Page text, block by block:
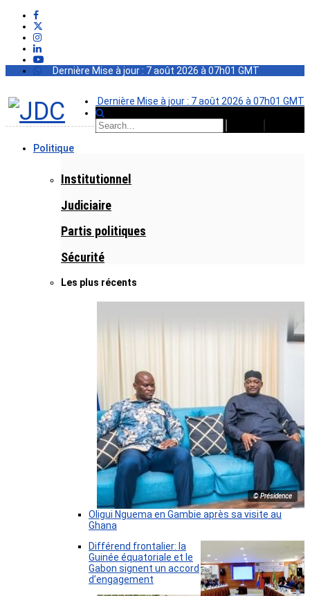
Dernière Mise à jour : 7 août 2026 à 07h01 GMT
Dernière Mise à jour : 7 août 2026 à 07h01 GMT
Politique
Institutionnel
Judiciaire
Partis politiques
Sécurité
Les plus récents
© Présidence
Oligui Nguema en Gambie après sa visite au
Ghana
Différend frontalier: la
Guinée équatoriale et le
Gabon signent un accord
d’engagement